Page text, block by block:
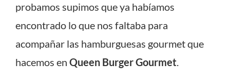
probamos supimos que ya habíamos
encontrado lo que nos faltaba para
acompañar las hamburguesas gourmet que
hacemos en Queen Burger Gourmet.